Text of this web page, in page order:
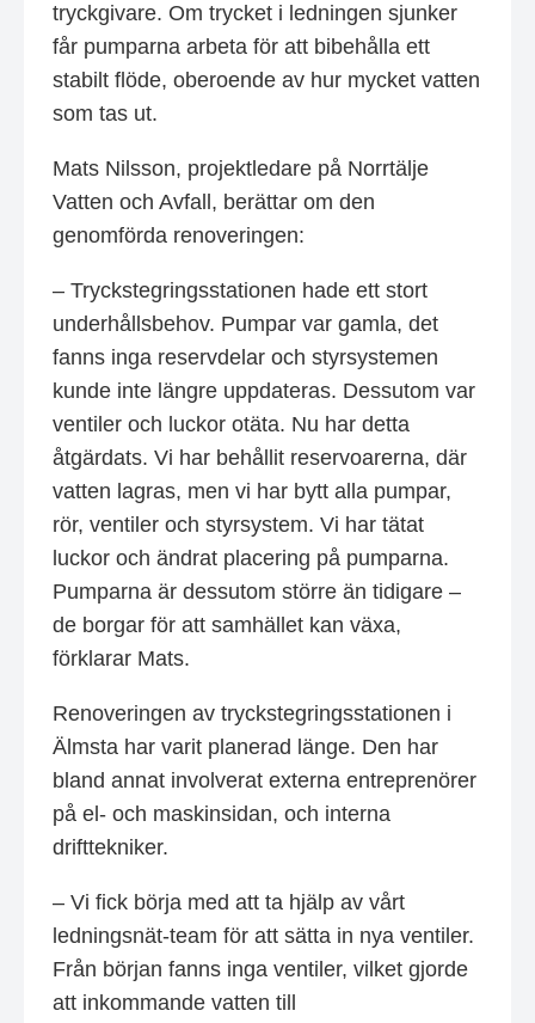
tryckgivare. Om trycket i ledningen sjunker
får pumparna arbeta för att bibehålla ett
stabilt flöde, oberoende av hur mycket vatten
som tas ut.
Mats Nilsson, projektledare på Norrtälje
Vatten och Avfall, berättar om den
genomförda renoveringen:
– Tryckstegringsstationen hade ett stort
underhållsbehov. Pumpar var gamla, det
fanns inga reservdelar och styrsystemen
kunde inte längre uppdateras. Dessutom var
ventiler och luckor otäta. Nu har detta
åtgärdats. Vi har behållit reservoarerna, där
vatten lagras, men vi har bytt alla pumpar,
rör, ventiler och styrsystem. Vi har tätat
luckor och ändrat placering på pumparna.
Pumparna är dessutom större än tidigare –
de borgar för att samhället kan växa,
förklarar Mats.
Renoveringen av tryckstegringsstationen i
Älmsta har varit planerad länge. Den har
bland annat involverat externa entreprenörer
på el- och maskinsidan, och interna
drifttekniker.
– Vi fick börja med att ta hjälp av vårt
ledningsnät-team för att sätta in nya ventiler.
Från början fanns inga ventiler, vilket gjorde
att inkommande vatten till